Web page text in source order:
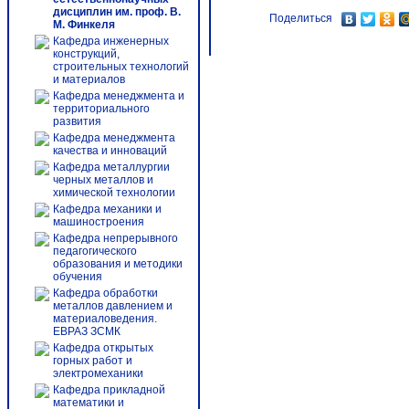
дисциплин им. проф. В.
М. Финкеля
Кафедра инженерных
конструкций,
строительных технологий
и материалов
Кафедра менеджмента и
территориального
развития
Кафедра менеджмента
качества и инноваций
Кафедра металлургии
черных металлов и
химической технологии
Кафедра механики и
машиностроения
Кафедра непрерывного
педагогического
образования и методики
обучения
Кафедра обработки
металлов давлением и
материаловедения.
ЕВРАЗ ЗСМК
Кафедра открытых
горных работ и
электромеханики
Кафедра прикладной
математики и
Поделиться